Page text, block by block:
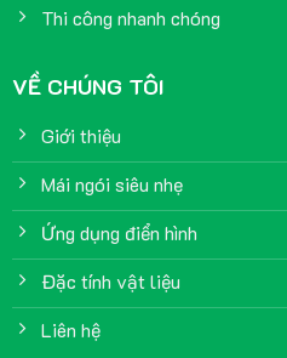
Thi công nhanh chóng
VỀ CHÚNG TÔI
Giới thiệu
Mái ngói siêu nhẹ
Ứng dụng điển hình
Đặc tính vật liệu
Liên hệ